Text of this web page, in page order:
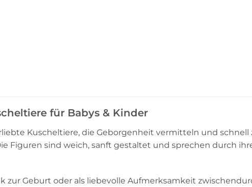
für Babys & Kinder
Kuscheltiere, die Geborgenheit vermitteln und schnell
Figuren sind weich, sanft gestaltet und sprechen durch
zur Geburt oder als liebevolle Aufmerksamkeit